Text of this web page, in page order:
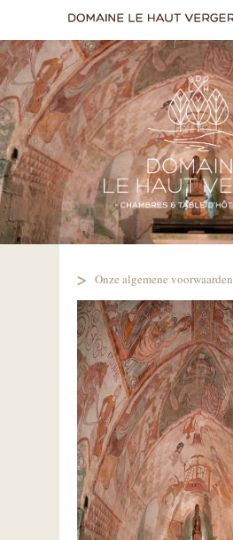
Onze algemene voorwaarden